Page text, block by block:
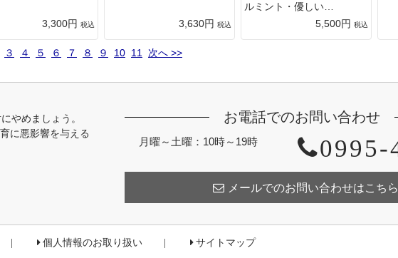
3,300円 税込 3,630円 税込
ルミント・優しい…
5,500円 税込
３ ４ ５ ６ ７ ８ ９ 10 11 次へ >>
やめましょう。
に悪影響を与える
お電話でのお問い合わせ
月曜～土曜：10時～19時 0995-
メールでのお問い合わせはこち
個人情報のお取り扱い サイトマップ